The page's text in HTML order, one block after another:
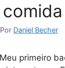
Por Daniel Becher
primeiro